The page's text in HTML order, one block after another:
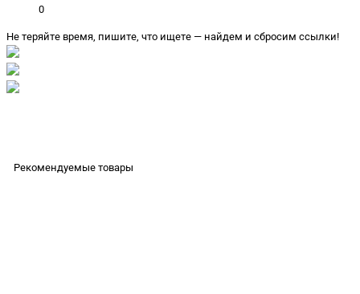
0
Не теряйте время, пишите, что ищете — найдем и сбросим ссылки!
Рекомендуемые товары